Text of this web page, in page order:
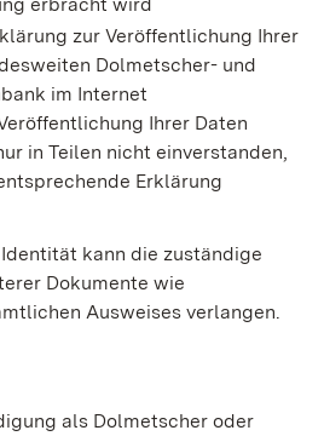
erbracht wird
zur Veröffentlichung Ihrer
Dolmetscher- und
im Internet
Ihrer Daten
in Teilen nicht einverstanden,
Erklärung
kann die zuständige
Dokumente wie
Ausweises verlangen.
als Dolmetscher oder